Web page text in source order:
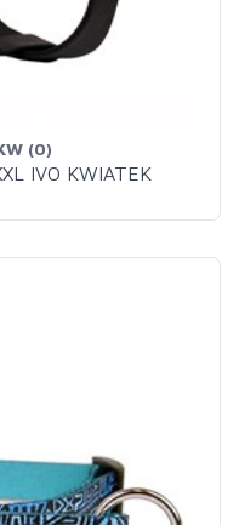
(0)
IVO KWIATEK